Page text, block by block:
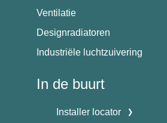
Ventilatie
Designradiatoren
Industriële luchtzuivering
In de buurt
Installer locator